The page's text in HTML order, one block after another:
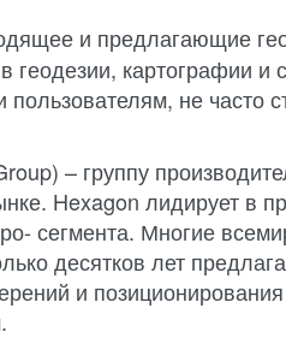
и предлагающие
картографии и
не часто
– группу
Hexagon лидирует в
сегмента. Многие
десятков лет
и